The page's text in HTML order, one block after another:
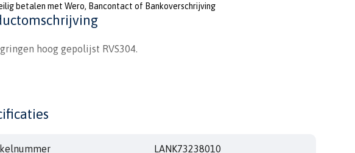
betalen met Wero, Bancontact of Bankoverschrijving
hoog gepolijst RVS304.
LANK73238010